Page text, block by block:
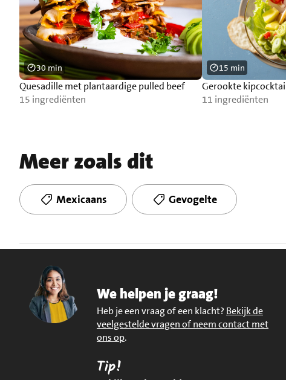
Quesadille met plantaardige pulled beef
15 ingrediënten
30 min
Gerookte
11 ingrediënten
15 min
Meer zoals dit
Mexicaans Gevogelte
We helpen je graag!
Heb je een vraag of een klacht? Bekijk de
veelgestelde vragen of neem contact met
ons op.
Tip!